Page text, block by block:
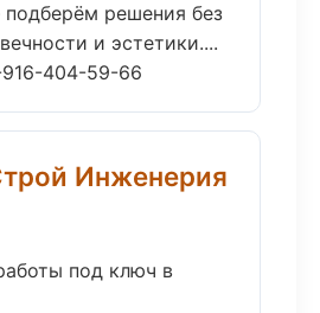
решения без
и эстетики....
404-59-66
Инженерия
под ключ в